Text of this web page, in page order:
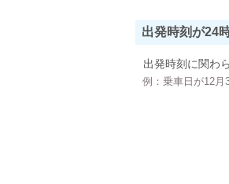
出発時刻が24
出発時刻に関わ
例：乗車日が12月